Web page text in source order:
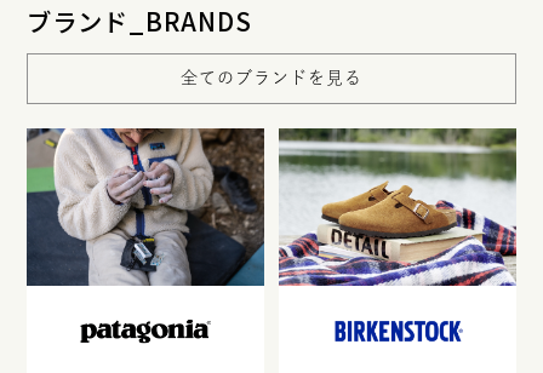
ブランド_BRANDS
全てのブランドを見る